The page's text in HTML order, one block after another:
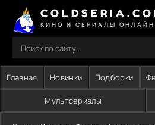
Главная Новинки Подборки
Мультсериалы